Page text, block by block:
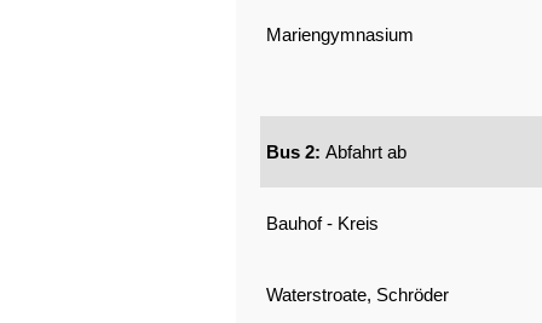
Mariengymnasium
Bus 2:Abfahrt ab
Bauhof - Kreis
Waterstroate, Schröder